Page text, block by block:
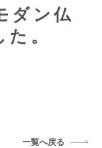
ダン仏
。
一覧へ戻る